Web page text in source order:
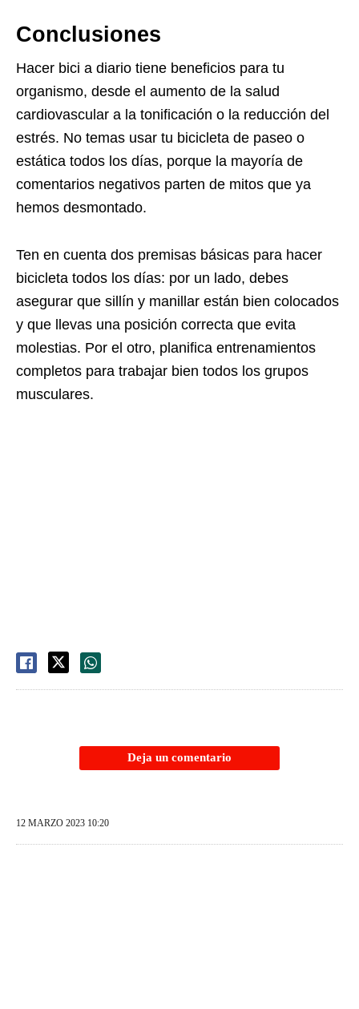
Conclusiones
Hacer bici a diario tiene beneficios para tu
organismo, desde el aumento de la salud
cardiovascular a la tonificación o la reducción del
estrés. No temas usar tu bicicleta de paseo o
estática todos los días, porque la mayoría de
comentarios negativos parten de mitos que ya
hemos desmontado.
Ten en cuenta dos premisas básicas para hacer
bicicleta todos los días: por un lado, debes
asegurar que sillín y manillar están bien colocados
y que llevas una posición correcta que evita
molestias. Por el otro, planifica entrenamientos
completos para trabajar bien todos los grupos
musculares.
Deja un comentario
12 MARZO 2023 10:20